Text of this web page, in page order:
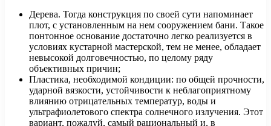
Дерева. Тогда конструкция по своей сути напоминает
плот, с установленным на нем сооружением бани. Такое
понтонное основание достаточно легко реализуется в
условиях кустарной мастерской, тем не менее, обладает
невысокой долговечностью, по целому ряду
объективных причин;
Пластика, необходимой кондиции: по общей прочности,
ударной вязкости, устойчивости к неблагоприятному
влиянию отрицательных температур, воды и
ультрафиолетового спектра солнечного излучения. Этот
вариант, пожалуй, самый рациональный и, в